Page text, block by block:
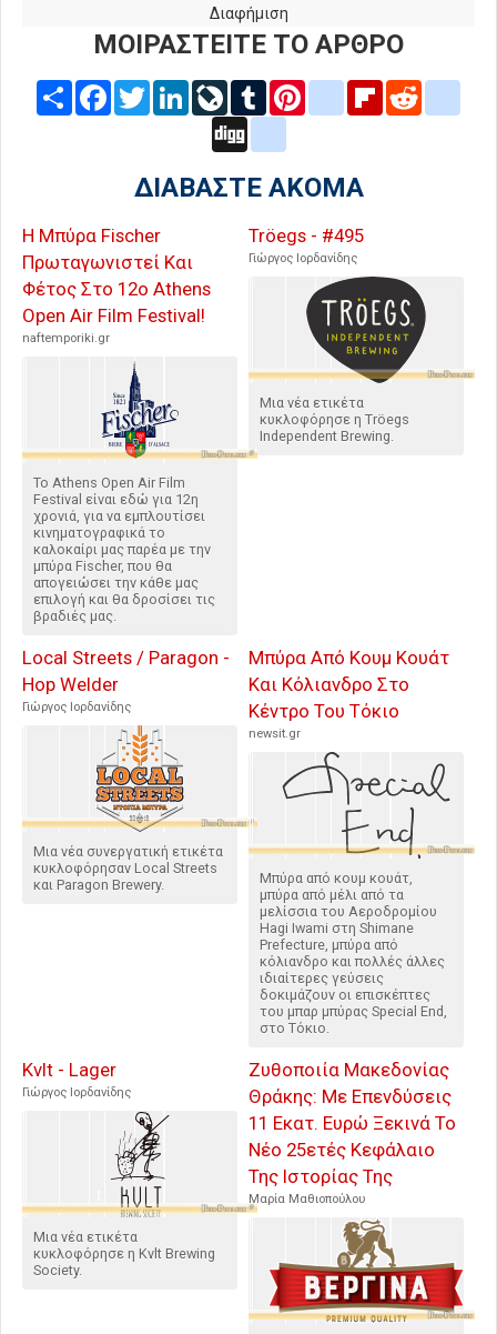
Διαφήμιση
ΜΟΙΡΑΣΤΕΙΤΕ ΤΟ ΑΡΘΡΟ
Share FacebookTwitterLinkedInLiveJournal
Tumblr Pinterestblogger_post
Flipboard
ΔΙΑΒΑΣΤΕ ΑΚΟΜΑ
Η Μπύρα Fischer
Πρωταγωνιστεί Και
Φέτος Στο 12ο Athens
Open Air Film Festival!
naftemporiki.gr
Το Athens Open Air Film
Festival είναι εδώ για 12η
χρονιά, για να εμπλουτίσει
κινηματογραφικά το
καλοκαίρι μας παρέα με την
μπύρα Fischer, που θα
απογειώσει την κάθε μας
επιλογή και θα δροσίσει τις
βραδιές μας.
Tröegs - #495
Γιώργος Ιορδανίδης
Μια νέα ετικέτα
κυκλοφόρησε η Tröegs
Independent Brewing.
Local Streets / Paragon -
Hop Welder
Γιώργος Ιορδανίδης
Μια νέα συνεργατική ετικέτα
κυκλοφόρησαν Local Streets
και Paragon Brewery.
Μπύρα Από Κουμ Κουάτ
Και Κόλιανδρο Στο
Κέντρο Του Τόκιο
newsit.gr
Μπύρα από κουμ κουάτ,
μπύρα από μέλι από τα
μελίσσια του Αεροδρομίου
Hagi Iwami στη Shimane
Prefecture, μπύρα από
κόλιανδρο και πολλές άλλες
ιδιαίτερες γεύσεις
δοκιμάζουν οι επισκέπτες
του μπαρ μπύρας Special End,
στο Τόκιο.
Kvlt - Lager
Γιώργος Ιορδανίδης
Μια νέα ετικέτα
κυκλοφόρησε η Kvlt Brewing
Society.
Ζυθοποιία Μακεδονίας
Θράκης: Με Επενδύσεις
11 Εκατ. Ευρώ Ξεκινά Το
Νέο 25ετές Κεφάλαιο
Της Ιστορίας Της
Μαρία Μαθιοπούλου